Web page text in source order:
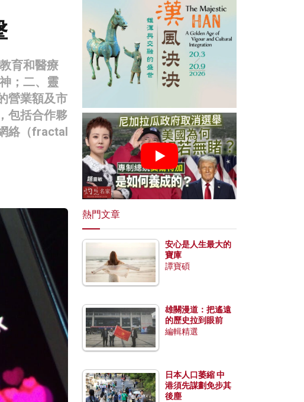
育和醫療
；二、靈
營業額及市
包括合作夥
絡（fractal
熱門文章
安心是人生最大的
寶庫
譚寶碩
雄關漫道：把遙遠
的歷史拉到眼前
編輯精選
日本人口萎縮 中
港須先謀劃免步其
後塵